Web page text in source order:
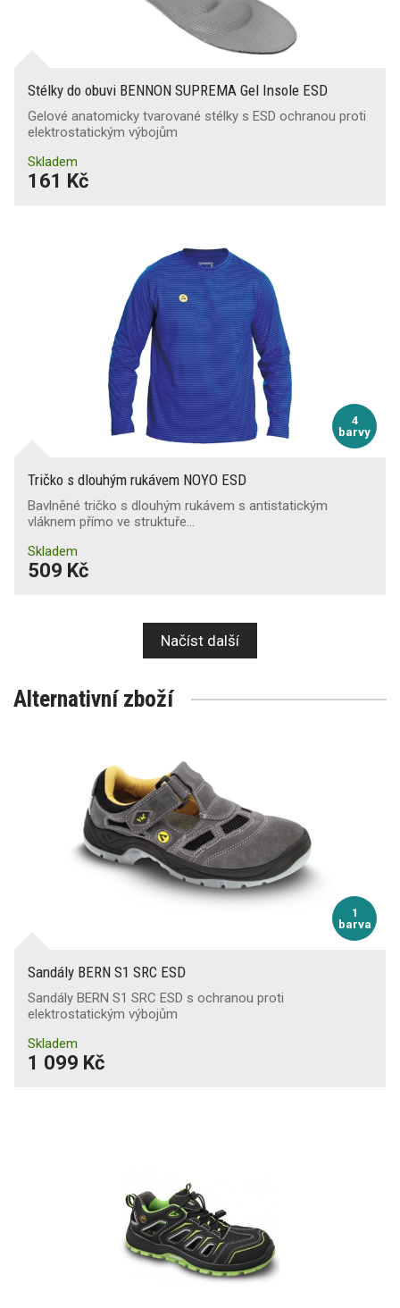
Stélky do obuvi BENNON SUPREMA Gel Insole ESD
Gelové anatomicky tvarované stélky s ESD ochranou proti
elektrostatickým výbojům
Skladem
161 Kč
4
barvy
Tričko s dlouhým rukávem NOYO ESD
Bavlněné tričko s dlouhým rukávem s antistatickým
vláknem přímo ve struktuře…
Skladem
509 Kč
Načíst další
Alternativní zboží
1
barva
Sandály BERN S1 SRC ESD
Sandály BERN S1 SRC ESD s ochranou proti
elektrostatickým výbojům
Skladem
1 099 Kč